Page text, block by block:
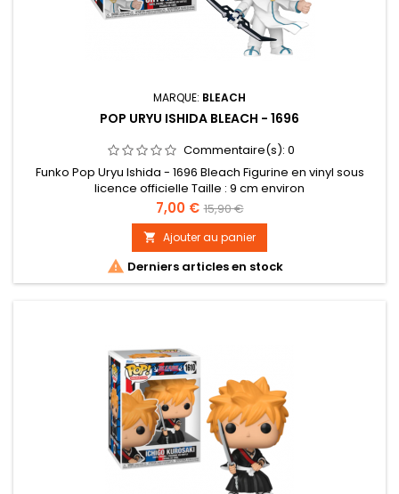
MARQUE: BLEACH
POP URYU ISHIDA BLEACH - 1696
Commentaire(s): 0
Funko Pop Uryu Ishida - 1696 Bleach Figurine en vinyl sous
licence officielle Taille : 9 cm environ
Prix
7,00 € Prix
de
base
15,90 €
 Ajouter au panier
 Derniers articles en stock